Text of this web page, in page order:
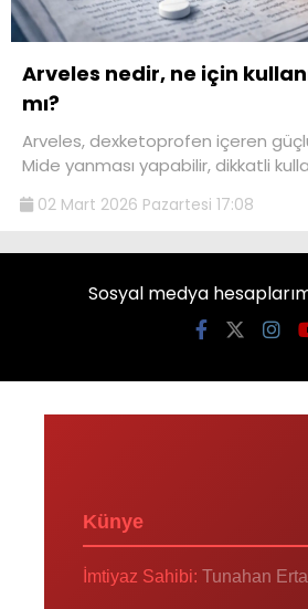
Arveles nedir, ne için
mı?
Arveles, dexketoprofen içeren
Mide yanması yapabilir, dikkatli
02 Mart 2026 Pazartesi 17:08
Sosyal medya
Künye
İmtiyaz Sahibi: Tunahan